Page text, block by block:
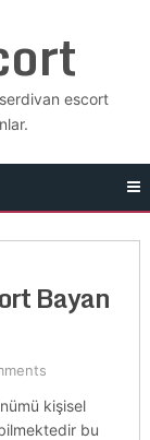
escort
Bayan
kişisel
bu